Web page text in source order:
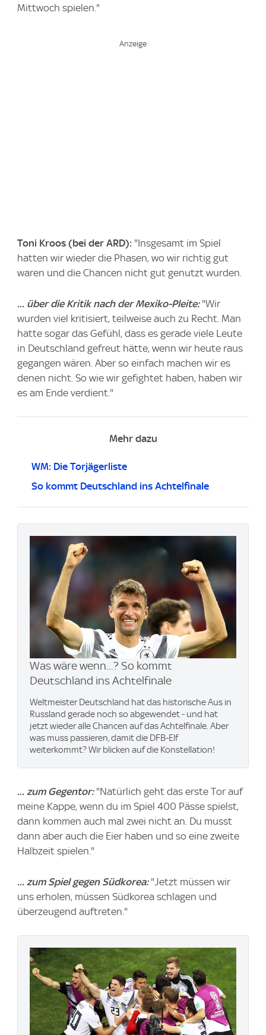
Mittwoch spielen."
Toni Kroos (bei der ARD): "Insgesamt im Spiel
hatten wir wieder die Phasen, wo wir richtig gut
waren und die Chancen nicht gut genutzt wurden.
... über die Kritik nach der Mexiko-Pleite: "Wir
wurden viel kritisiert, teilweise auch zu Recht. Man
hatte sogar das Gefühl, dass es gerade viele Leute
in Deutschland gefreut hätte, wenn wir heute raus
gegangen wären. Aber so einfach machen wir es
denen nicht. So wie wir gefightet haben, haben wir
es am Ende verdient."
Mehr dazu
WM: Die Torjägerliste
So kommt Deutschland ins Achtelfinale
Was wäre wenn...? So kommt
Deutschland ins Achtelfinale
Weltmeister Deutschland hat das historische Aus in
Russland gerade noch so abgewendet - und hat
jetzt wieder alle Chancen auf das Achtelfinale. Aber
was muss passieren, damit die DFB-Elf
weiterkommt? Wir blicken auf die Konstellation!
... zum Gegentor: "Natürlich geht das erste Tor auf
meine Kappe, wenn du im Spiel 400 Pässe spielst,
dann kommen auch mal zwei nicht an. Du musst
dann aber auch die Eier haben und so eine zweite
Halbzeit spielen."
... zum Spiel gegen Südkorea:"Jetzt müssen wir
uns erholen, müssen Südkorea schlagen und
überzeugend auftreten."